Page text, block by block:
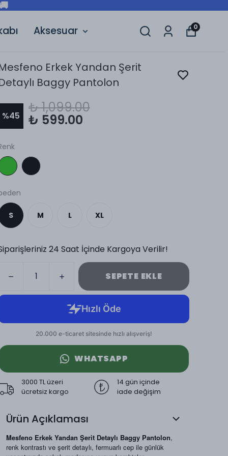
Aksesuar 0
Erkek Yandan Şerit
Baggy Pantolon
%45
₺ 1,099.00
₺ 599.00
S M L XL
24 Saat İçinde Kargoya Verilir!
SEPETE EKLE
WHATSAPP
3000 TL üzeri
ücretsiz kargo
14 gün içinde
iade değişim
Ürün Açıklaması
Mesfeno Erkek Yandan Şerit Detaylı Baggy Pantolon,
renk kontrastı ve şerit detaylı, fermuarlı cep ile günlük